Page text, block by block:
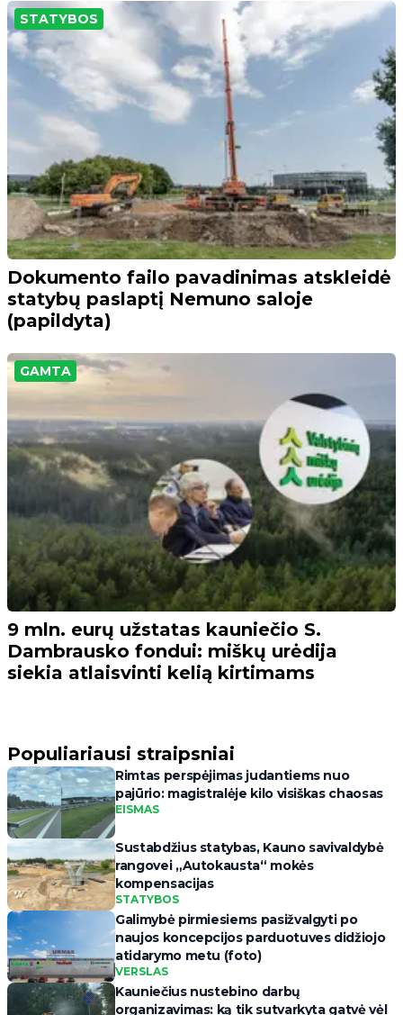
STATYBOS
Dokumento failo pavadinimas atskleidė
statybų paslaptį Nemuno saloje
(papildyta)
GAMTA
9 mln. eurų užstatas kauniečio S.
Dambrausko fondui: miškų urėdija
siekia atlaisvinti kelią kirtimams
Populiariausi straipsniai
Rimtas perspėjimas judantiems nuo
pajūrio: magistralėje kilo visiškas chaosas
EISMAS
Sustabdžius statybas, Kauno savivaldybė
rangovei „Autokausta“ mokės
kompensacijas
STATYBOS
Galimybė pirmiesiems pasižvalgyti po
naujos koncepcijos parduotuves didžiojo
atidarymo metu (foto)
VERSLAS
Kauniečius nustebino darbų
organizavimas: ką tik sutvarkyta gatvė vėl